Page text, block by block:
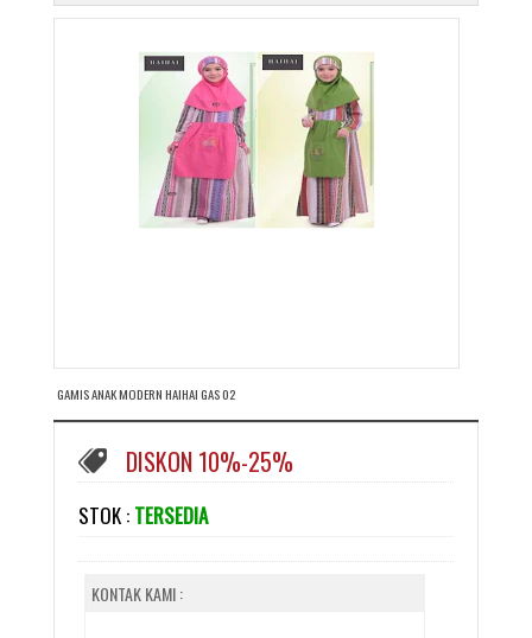
GAMIS ANAK MODERN HAIHAI GAS 02
DISKON 10%-25%
STOK : TERSEDIA
KONTAK KAMI :